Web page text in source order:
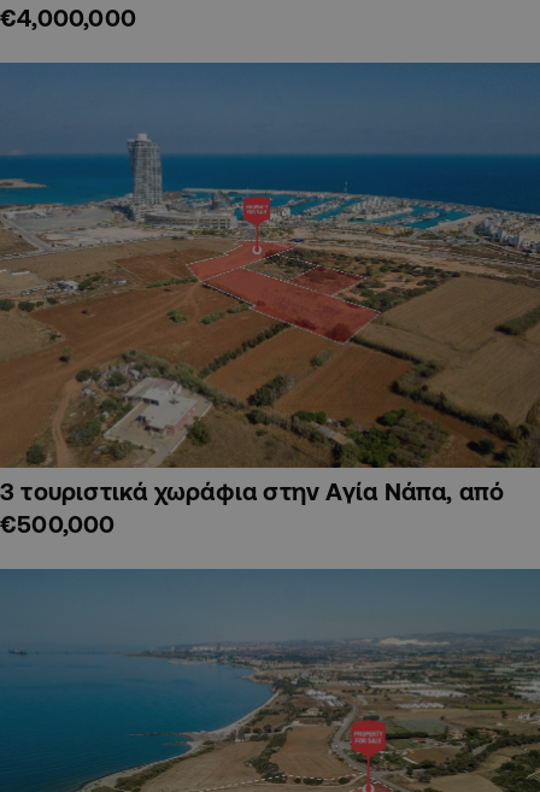
€4,000,000
3 τουριστικά χωράφια στην Αγία Νάπα, από
€500,000